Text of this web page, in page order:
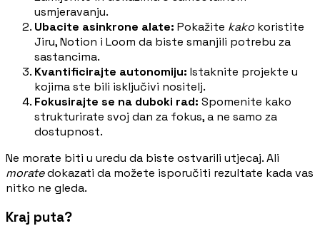
usmjeravanju.
Ubacite asinkrone alate: Pokažite kako koristite
Jiru, Notion i Loom da biste smanjili potrebu za
sastancima.
Kvantificirajte autonomiju: Istaknite projekte u
kojima ste bili isključivi nositelj.
Fokusirajte se na duboki rad: Spomenite kako
strukturirate svoj dan za fokus, a ne samo za
dostupnost.
Ne morate biti u uredu da biste ostvarili utjecaj. Ali
moratedokazati da možete isporučiti rezultate kada vas
nitko ne gleda.
Kraj puta?